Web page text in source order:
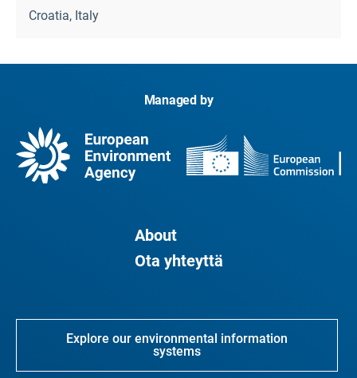
Croatia, Italy
Managed by
About
Ota yhteyttä
Explore our environmental information
systems